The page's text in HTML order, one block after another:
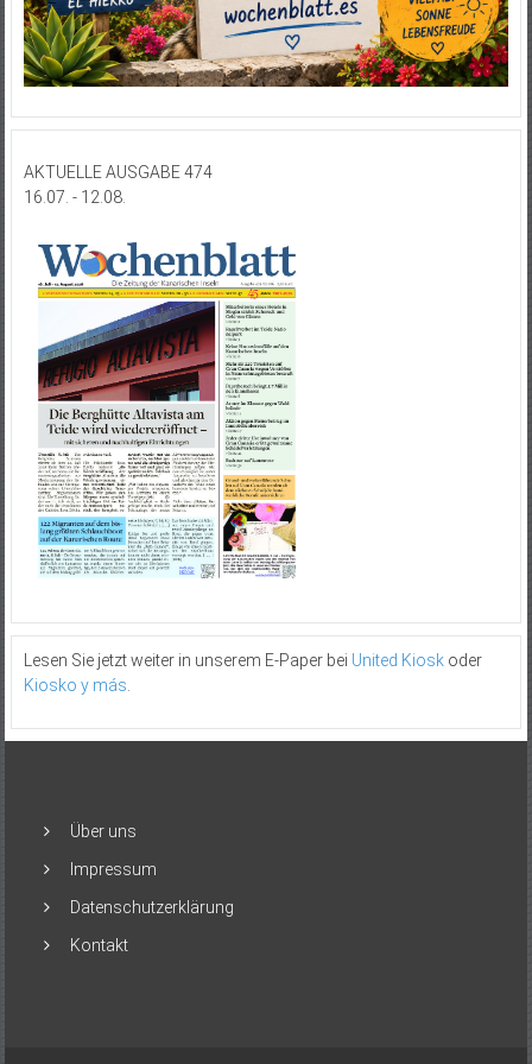
AKTUELLE AUSGABE 474
16.07. - 12.08.
Lesen Sie jetzt weiter in unserem E-Paper bei United Kioskoder
Kiosko y más.
Über uns
Impressum
Datenschutzerklärung
Kontakt